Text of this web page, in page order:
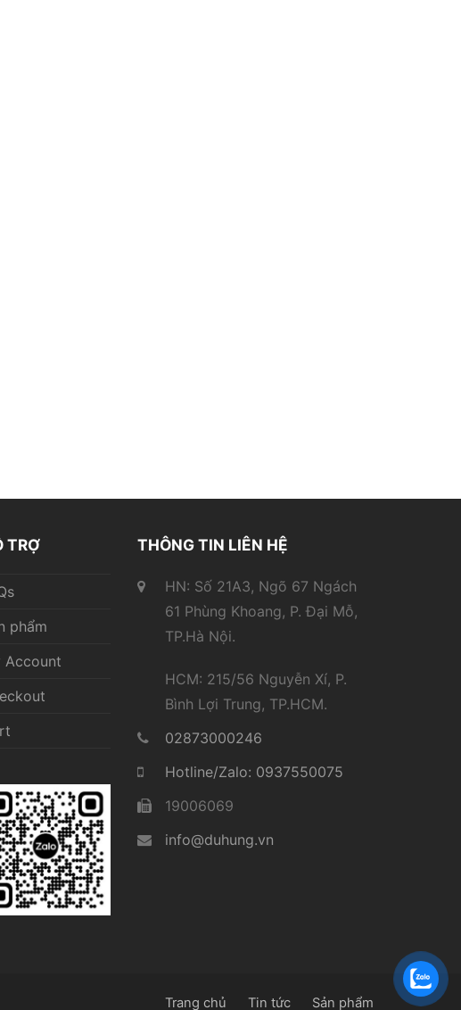
TRỢ
phẩm
Account
THÔNG TIN LIÊN HỆ
HN: Số 21A3, Ngõ 67 Ngách
61 Phùng Khoang, P. Đại Mỗ,
TP.Hà Nội.
HCM: 215/56 Nguyễn Xí, P.
Bình Lợi Trung, TP.HCM.
02873000246
Hotline/Zalo: 0937550075
19006069
info@duhung.vn
Trang chủ Tin tức Sản phẩm